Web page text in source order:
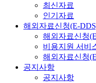
최신자료
인기자료
해외자료신청(E-
해외자료신청
비용지원 서비
해외자료신청
공지사항
공지사항